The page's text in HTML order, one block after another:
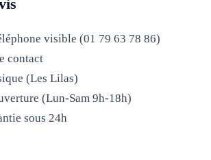
visible (01 79 63 78 86)
contact
(Les Lilas)
(Lun-Sam 9h-18h)
sous 24h